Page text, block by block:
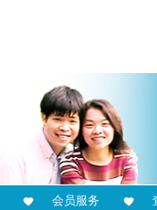
会员服务